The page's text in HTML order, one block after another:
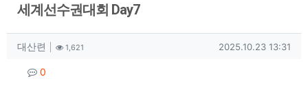
세계선수권대회 Day7
작성자 정보
대산련 작성1,621조회 작성일
2025.10.23 13:31
컨텐츠 정보
0